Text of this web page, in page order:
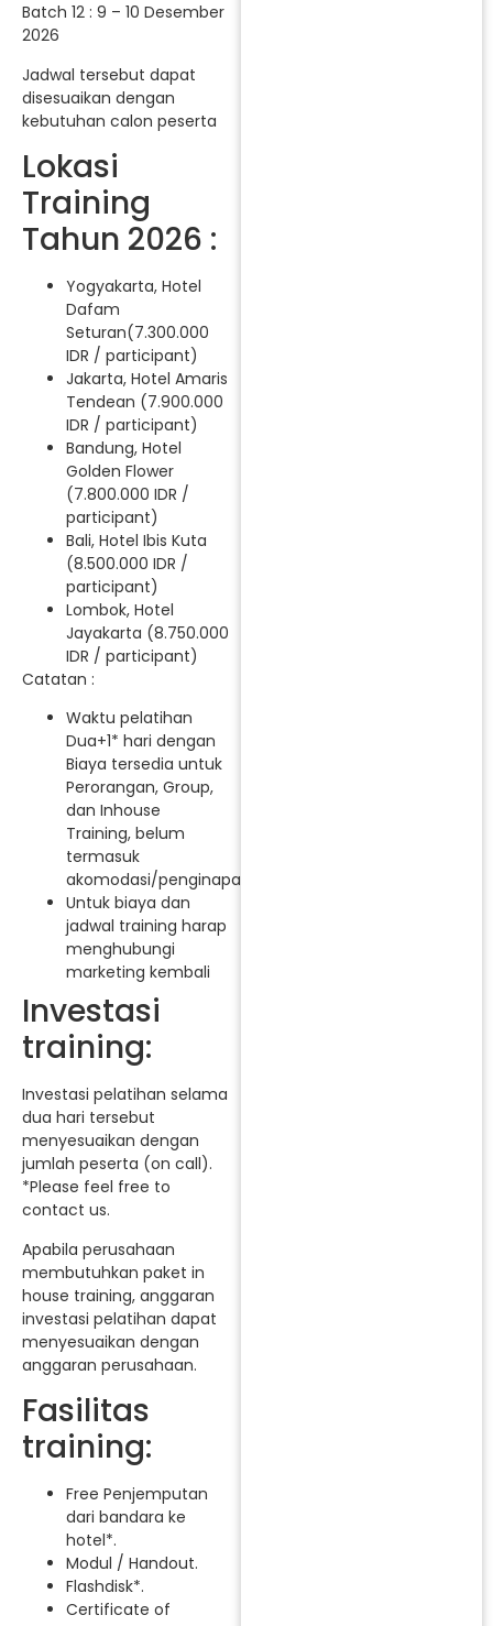
Batch 12 : 9 – 10 Desember
2026
Jadwal tersebut dapat
disesuaikan dengan
kebutuhan calon peserta
Lokasi
Training
Tahun 2026 :
Yogyakarta, Hotel
Dafam
Seturan(7.300.000
IDR / participant)
Jakarta, Hotel Amaris
Tendean (7.900.000
IDR / participant)
Bandung, Hotel
Golden Flower
(7.800.000 IDR /
participant)
Bali, Hotel Ibis Kuta
(8.500.000 IDR /
participant)
Lombok, Hotel
Jayakarta (8.750.000
IDR / participant)
Catatan :
Waktu pelatihan
Dua+1* hari dengan
Biaya tersedia untuk
Perorangan, Group,
dan Inhouse
Training, belum
termasuk
akomodasi/penginapan.
Untuk biaya dan
jadwal training harap
menghubungi
marketing kembali
Investasi
training:
Investasi pelatihan selama
dua hari tersebut
menyesuaikan dengan
jumlah peserta (on call).
*Please feel free to
contact us.
Apabila perusahaan
membutuhkan paket in
house training, anggaran
investasi pelatihan dapat
menyesuaikan dengan
anggaran perusahaan.
Fasilitas
training:
Free Penjemputan
dari bandara ke
hotel*.
Modul / Handout.
Flashdisk*.
Certificate of